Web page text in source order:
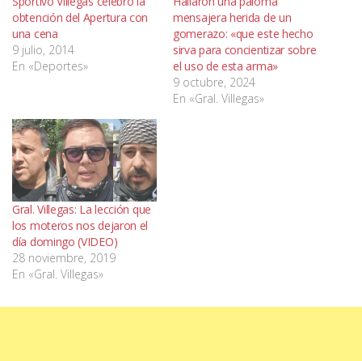
obtención del Apertura con
una cena
9 julio, 2014
En «Deportes»
mensajera herida de un
gomerazo: «que este hecho
sirva para concientizar sobre
el uso de esta arma»
9 octubre, 2024
En «Gral. Villegas»
Gral. Villegas: La lección que
los moteros nos dejaron el
día domingo (VIDEO)
28 noviembre, 2019
En «Gral. Villegas»